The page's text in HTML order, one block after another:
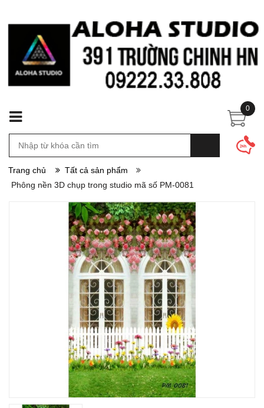
0
Trang chủ
Tất cả sản phẩm
Phông nền 3D chụp trong studio mã số PM-0081